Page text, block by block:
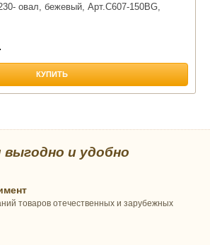
овал, бежевый, Арт.С607-150BG,
КУПИТЬ
выгодно и удобно
товаров отечественных и зарубежных